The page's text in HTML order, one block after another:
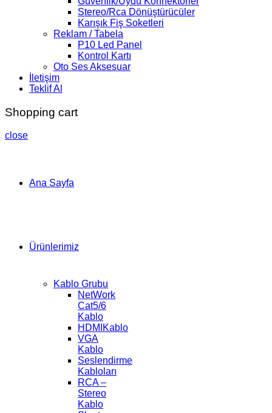
Stereo/Rca Dönüştürücüler
Karışık Fiş Soketleri
Reklam / Tabela
P10 Led Panel
Kontrol Kartı
Oto Ses Aksesuar
İletişim
Teklif Al
Shopping cart
close
Ana Sayfa
Ürünlerimiz
Kablo Grubu
NetWork
Cat5/6
Kablo
HDMIKablo
VGA
Kablo
Seslendirme
Kabloları
RCA –
Stereo
Kablo